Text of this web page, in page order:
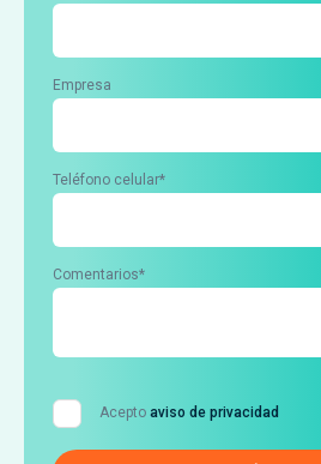
Empresa
Teléfono celular*
Comentarios*
Acepto aviso de privacidad